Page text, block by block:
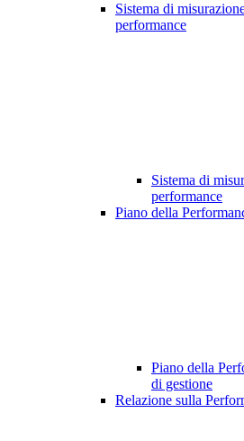
Sistema di
performance
Sistema di
performance
Piano della
Piano della
di gestione
Relazione sulla